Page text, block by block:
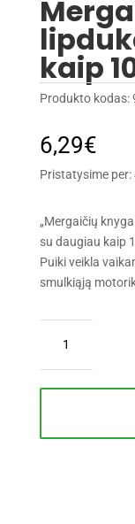
kaip
Produkto kodas:
6,29€
Pristatysime
„Mergaičių
su daugiau kaip
Puiki veikla
smulkiąją
kiekis:
Mergaičių
knyga